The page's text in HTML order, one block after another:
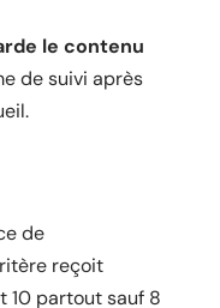
le contenu
de suivi après
de
reçoit
10 partout sauf 8